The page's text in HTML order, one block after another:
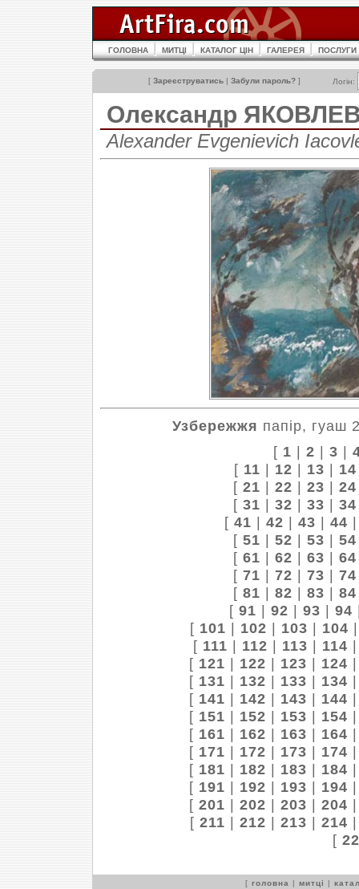
ГОЛОВНА МИТЦІ КАТАЛОГ ЦІН ГАЛЕРЕЯ ПОСЛУГИ
[ Зареєструватись | Забули пароль? ] Логін:
Олександр
Alexander Evgenievich
Узбережжя папір, гуаш
[ 1 | 2 | 3 |
[ 11 | 12 | 13 | 14
[ 21 | 22 | 23 | 24
[ 31 | 32 | 33 | 34
[ 41 | 42 | 43 | 44
[ 51 | 52 | 53 | 54
[ 61 | 62 | 63 | 64
[ 71 | 72 | 73 | 74
[ 81 | 82 | 83 | 84
[ 91 | 92 | 93 | 94
[ 101 | 102 | 103 | 104
[ 111 | 112 | 113 | 114
[ 121 | 122 | 123 | 124
[ 131 | 132 | 133 | 134
[ 141 | 142 | 143 | 144
[ 151 | 152 | 153 | 154
[ 161 | 162 | 163 | 164
[ 171 | 172 | 173 | 174
[ 181 | 182 | 183 | 184
[ 191 | 192 | 193 | 194
[ 201 | 202 | 203 | 204
[ 211 | 212 | 213 | 214
[
[ головна | митці |